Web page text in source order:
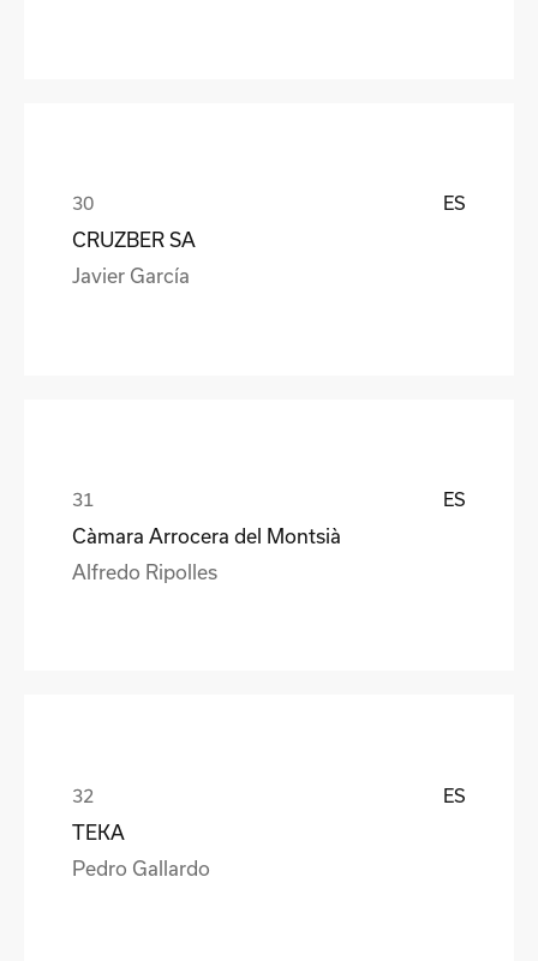
ES
CRUZBER SA
Javier García
ES
Càmara Arrocera del Montsià
Alfredo Ripolles
ES
TEKA
Pedro Gallardo